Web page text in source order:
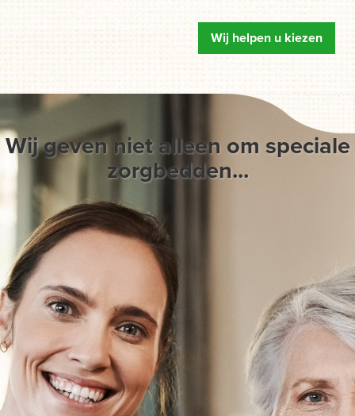
Wij helpen u kiezen
Wij geven niet alleen om speciale
zorgbedden...